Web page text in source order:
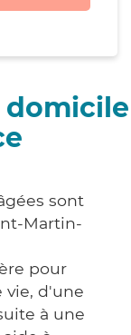
domicile
sont
Martin-
pour
vie, d'une
à une